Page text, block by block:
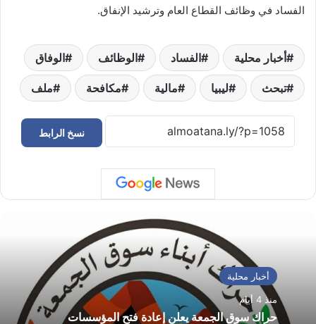
الفساد في وظائف القطاع العام وترشيد الإنفاق.
أخبار محلية الفساد الوظائف الوفاق
تبحث ليبيا مالية مكافحة ملف
نسخ الرابط
أخبار محلية
منذ 4 أيام
حراك سوق الجمعة يعلن إعادة فتح المؤسسات